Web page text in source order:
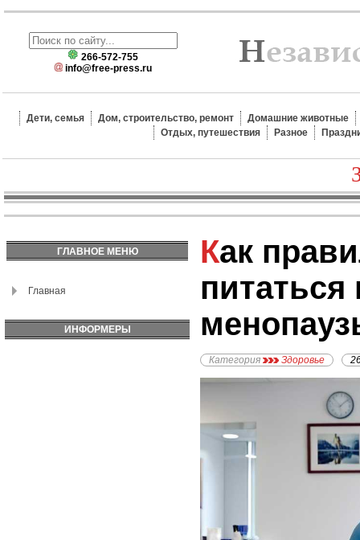
266-572-755
info@free-press.ru
Дети, семья Дом, строительство, ремонт
Домашние животные
Отдых, путешествия
Разное
ГЛАВНОЕ МЕНЮ
Главная
ИНФОРМЕРЫ
Как правильно
Категория Здоровье